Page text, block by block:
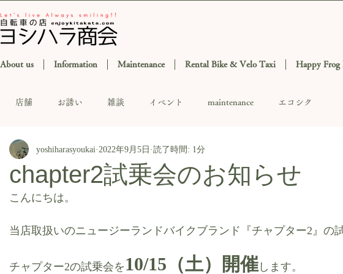
About us Information Maintenance Rental Bike & Velo Taxi Happy Frog
店舗 お誘い 雑談 イベント maintenance エコシク
chapter2試乗会のお知らせ
yoshiharasyoukai 2022年9月5日 読了時間: 1分
こんにちは。
当店取扱いのニュージーランドバイクブランド『チャプター2』の
チャプター2の試乗会を 10/15（土）開催します。